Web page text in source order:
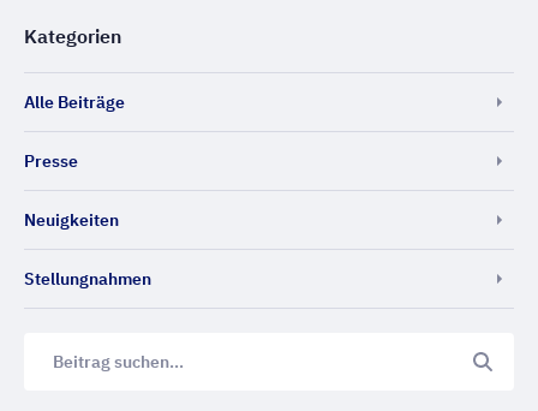
Kategorien
Alle Beiträge
Presse
Neuigkeiten
Stellungnahmen